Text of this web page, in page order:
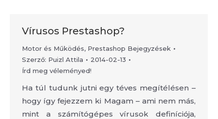
Vírusos Prestashop?
Motor és Működés, Prestashop Bejegyzések
Szerző: Puizl Attila
2014-02-13
Írd meg véleményed!
Ha túl tudunk jutni egy téves megítélésen –
hogy így fejezzem ki Magam – ami nem más,
mint a számítógépes vírusok definíciója,